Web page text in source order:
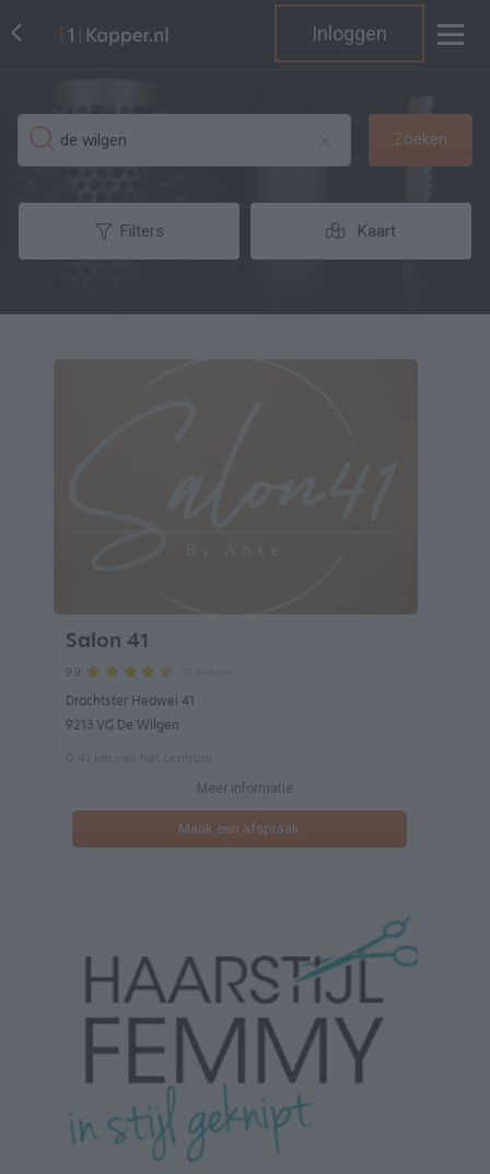
Inloggen
Zoeken
Filters Kaart
Salon 41
9.9
Drachtster Heawei 41
9213 VG De Wilgen
Meer informatie
Maak een afspraak